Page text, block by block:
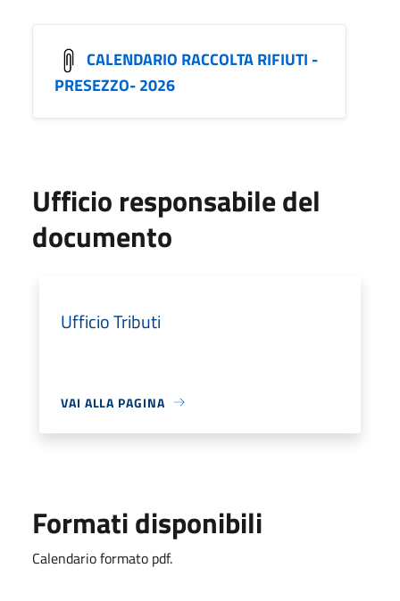
CALENDARIO RACCOLTA RIFIUTI -
PRESEZZO- 2026
Ufficio responsabile del
documento
Ufficio Tributi
VAI ALLA PAGINA
Formati disponibili
Calendario formato pdf.